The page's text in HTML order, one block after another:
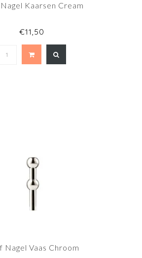
Kaarsen Cream
€11,50
Nagel Vaas Chroom